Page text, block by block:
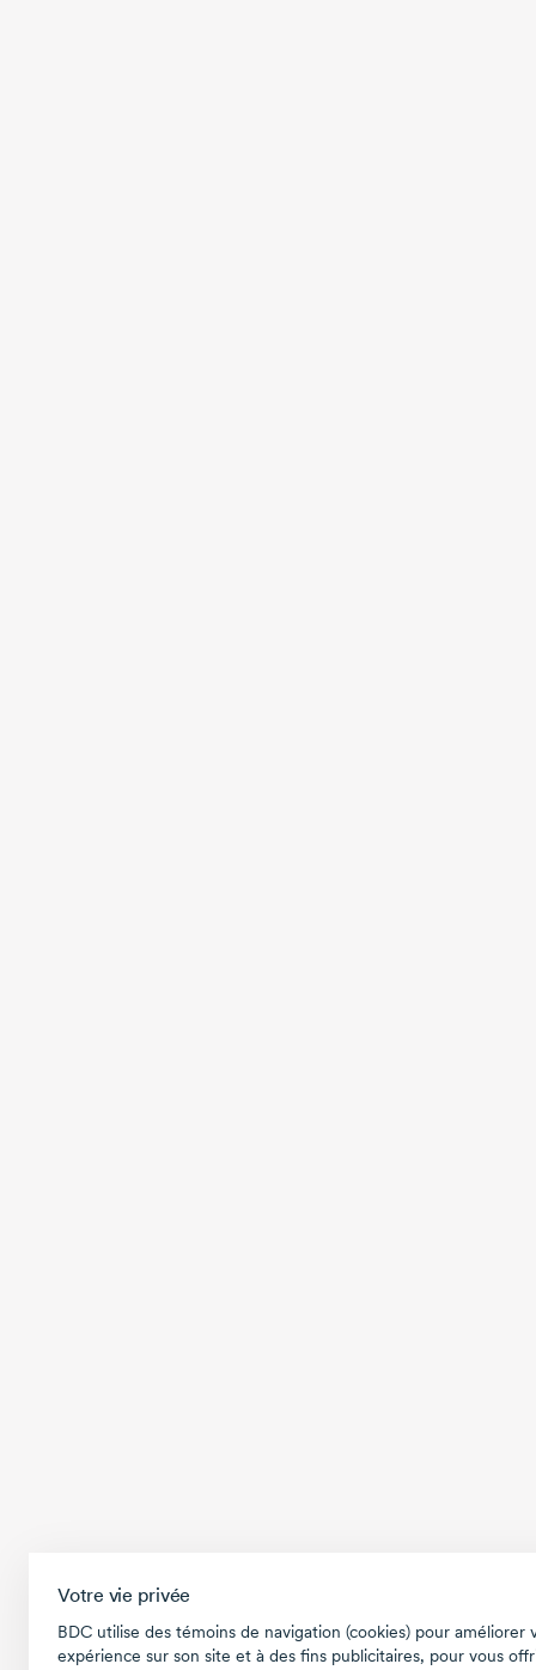
Votre vie privée
BDC utilise des témoins de navigation (cookies) pour améliorer
expérience sur son site et à des fins publicitaires, pour vous